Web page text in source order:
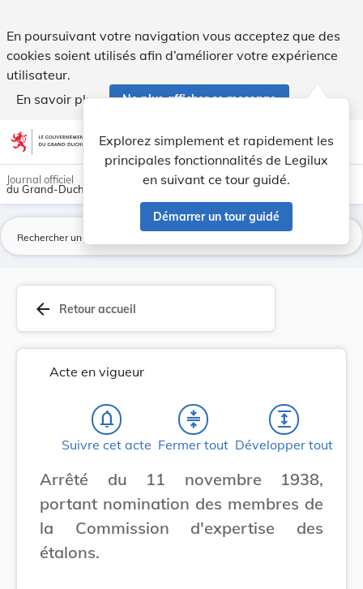
En poursuivant votre navigation vous acceptez que des
cookies soient utilisés afin d’améliorer votre expérience
utilisateur.
En savoir plus
Ne plus afficher ce message
Aller au contenu account_circle help Aide
Explorez simplement et rapidement les
principales fonctionnalités de Legilux
en suivant ce tour guidé.
Démarrer un tour guidé
light_mode dark_mode
Journal officiel
du Grand-Duché de Luxembourg
arrow_back Retour accueil
Acte en vigueur
notifications_none
Suivre cet acte
compress
Fermer tout
expand
Développer tout
Arrêté du 11 novembre 1938,
portant nomination des membres de
la Commission d'expertise des
étalons.